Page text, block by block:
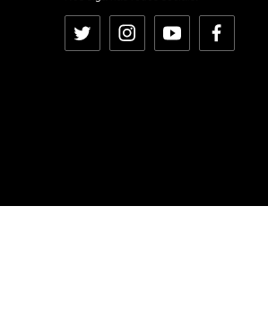
Twitter InstagramYouTubeFacebook